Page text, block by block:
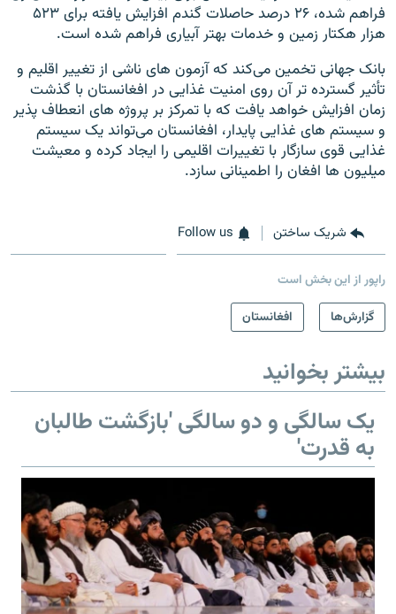
فراهم شده، ۲۶ درصد حاصلات گندم افزایش یافته برای ۵۲۳
هزار هکتار زمین و خدمات بهتر آبیاری فراهم شده است.
بانک جهانی تخمین می‌کند که آزمون های ناشی از تغییر اقلیم و
تأثیر گسترده تر آن روی امنیت غذایی در افغانستان با گذشت
زمان افزایش خواهد یافت که با تمرکز بر پروژه های انعطاف پذیر
و سیستم های غذایی پایدار، افغانستان می‌تواند یک سیستم
غذایی قوی سازگار با تغییرات اقلیمی را ایجاد کرده و معیشت
میلیون ها افغان را اطمینانی سازد.
شریک ساختن Follow us
راپور از این بخش است
گزارش‌ها
افغانستان
بیشتر بخوانید
یک سالگی و دو سالگی 'بازگشت طالبان
به قدرت'